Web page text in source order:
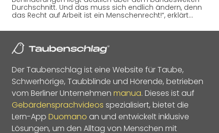
Durchschnitt. Und das muss sich endlich ändern, denn
das Recht auf Arbeit ist ein Menschenrecht!“, erklärt…
Der Taubenschlag ist eine Website für Taube,
Schwerhörige, Taubblinde und Hörende, betrieben
vom Berliner Unternehmen manua. Dieses ist auf
Gebärdensprachvideos spezialisiert, bietet die
Lern-App Duomano an und entwickelt inklusive
Lösungen, um den Alltag von Menschen mit